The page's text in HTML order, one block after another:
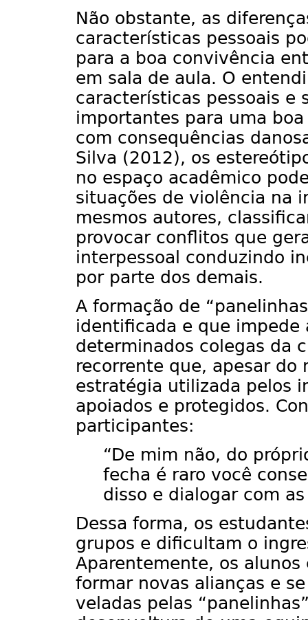
Não obstante, as
características pessoais
para a boa convivência
em sala de aula. O
características pessoais e
importantes para uma
com consequências
Silva (2012), os
no espaço acadêmico
situações de violência na
mesmos autores,
provocar conflitos que
interpessoal conduzindo
por parte dos demais.
A formação de
identificada e que impede
determinados colegas da
recorrente que, apesar do
estratégia utilizada pelos
apoiados e protegidos.
participantes:
“De mim não, do
fecha é raro você
disso e dialogar com
Dessa forma, os
grupos e dificultam o
Aparentemente, os
formar novas alianças e
veladas pelas